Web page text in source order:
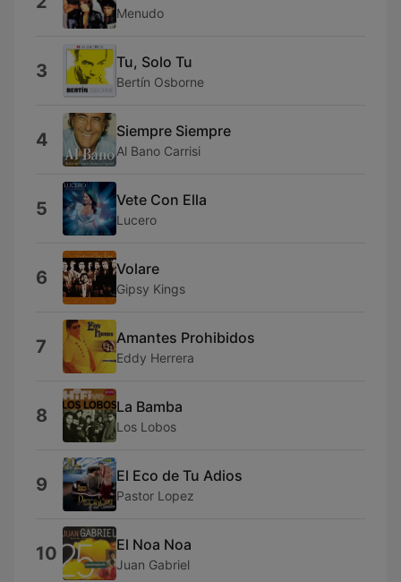
Menudo
3 Tu, Solo Tu
Bertín Osborne
4 Siempre Siempre
Al Bano Carrisi
5 Vete Con Ella
Lucero
6 Volare
Gipsy Kings
7 Amantes Prohibidos
Eddy Herrera
8 La Bamba
Los Lobos
9 El Eco de Tu Adios
Pastor Lopez
10 El Noa Noa
Juan Gabriel